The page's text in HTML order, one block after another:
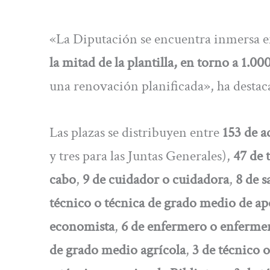
«La Diputación se encuentra inmersa
la mitad de la plantilla, en torno a
una renovación planificada», ha
Las plazas se distribuyen entre153 de
y tres para las Juntas Generales), 47 de
cabo, 9 de cuidador o cuidadora, 8 de
técnico o técnica de grado medio de
economista, 6 de enfermero o
de grado medio agrícola,3 de técnico